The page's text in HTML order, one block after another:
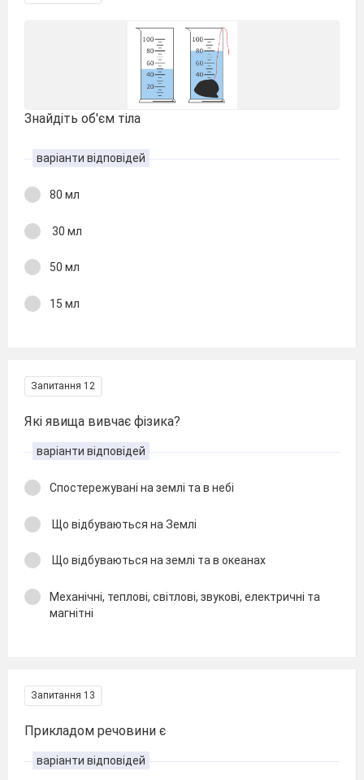
Знайдіть об'єм тіла
варіанти відповідей
80 мл
30 мл
50 мл
15 мл
Запитання 12
Які явища вивчає фізика?
варіанти відповідей
Спостережувані на землі та в небі
Що відбуваються на Землі
Що відбуваються на землі та в океанах
Механічні, теплові, світлові, звукові, електричні та
магнітні
Запитання 13
Прикладом речовини є
варіанти відповідей